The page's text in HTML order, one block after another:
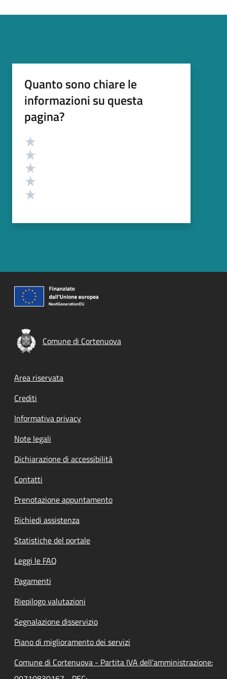
Quanto sono chiare le
informazioni su questa
pagina?
Valutazione
Comune di Cortenuova
Footer menu
Area riservata
Crediti
Informativa privacy
Note legali
Dichiarazione di accessibilità
Contatti
Prenotazione appuntamento
Richiedi assistenza
Statistiche del portale
Leggi le FAQ
Pagamenti
Riepilogo valutazioni
Segnalazione disservizio
Piano di miglioramento dei servizi
Comune di Cortenuova - Partita IVA dell'amministrazione: